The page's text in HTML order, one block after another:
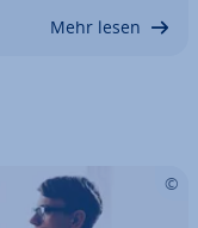
Mehr lesen